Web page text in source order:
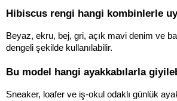
Hibiscus rengi hangi kombinlerle
Beyaz, ekru, bej, gri, açık mavi denim ve
dengeli şekilde kullanılabilir.
Bu model hangi ayakkabılarla
Sneaker, loafer ve iş-okul odaklı günlük